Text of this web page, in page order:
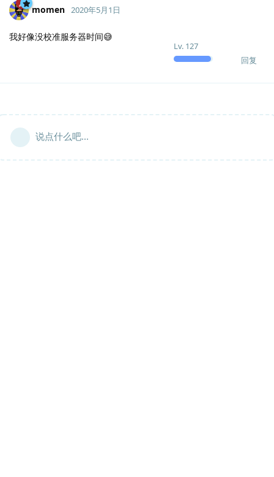
momen
Lv. 127
2020年5月1日
我好像没校准服务器时间😅
回复
说点什么吧...